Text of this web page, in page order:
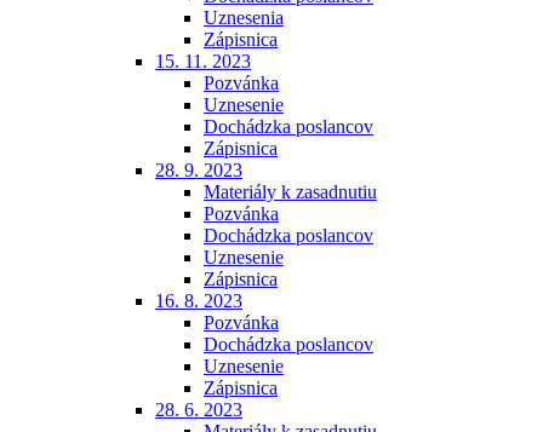
Uznesenia
Zápisnica
15. 11. 2023
Pozvánka
Uznesenie
Dochádzka poslancov
Zápisnica
28. 9. 2023
Materiály k zasadnutiu
Pozvánka
Dochádzka poslancov
Uznesenie
Zápisnica
16. 8. 2023
Pozvánka
Dochádzka poslancov
Uznesenie
Zápisnica
28. 6. 2023